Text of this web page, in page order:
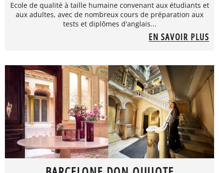
Ecole de qualité à taille humaine convenant aux étudiants et
aux adultes, avec de nombreux cours de préparation aux
tests et diplômes d'anglais...
EN SAVOIR PLUS